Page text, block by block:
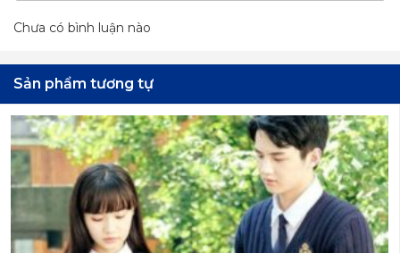
Chưa có bình luận nào
Sản phẩm tương tự